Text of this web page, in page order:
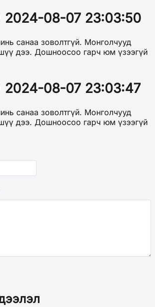
2024-08-07 23:03:50
санаа зоволтгүй. Монголчууд
дээ. Дошноосоо гарч юм үзээгүй
2024-08-07 23:03:47
санаа зоволтгүй. Монголчууд
дээ. Дошноосоо гарч юм үзээгүй